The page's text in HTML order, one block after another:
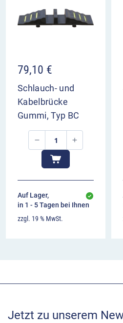
79,10 €
Schlauch- und
Kabelbrücke
Gummi, Typ BC
Auf Lager,
in 1 - 5 Tagen bei Ihnen
zzgl. 19 % MwSt.
Jetzt zu unserem